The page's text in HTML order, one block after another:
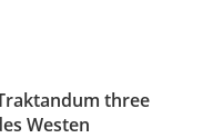
three
Westen